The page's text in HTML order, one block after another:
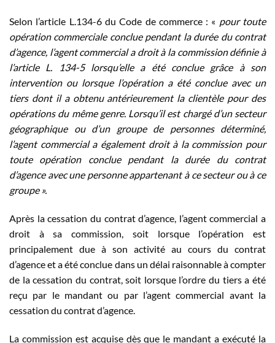
Selon l’article L.134-6 du Code de commerce : « pour toute
opération commerciale conclue pendant la durée du contrat
d’agence, l’agent commercial a droit à la commission définie à
l’article L. 134-5 lorsqu’elle a été conclue grâce à son
intervention ou lorsque l’opération a été conclue avec un
tiers dont il a obtenu antérieurement la clientèle pour des
opérations du même genre. Lorsqu’il est chargé d’un secteur
géographique ou d’un groupe de personnes déterminé,
l’agent commercial a également droit à la commission pour
toute opération conclue pendant la durée du contrat
d’agence avec une personne appartenant à ce secteur ou à ce
groupe ».
Après la cessation du contrat d’agence, l’agent commercial a
droit à sa commission, soit lorsque l’opération est
principalement due à son activité au cours du contrat
d’agence et a été conclue dans un délai raisonnable à compter
de la cessation du contrat, soit lorsque l’ordre du tiers a été
reçu par le mandant ou par l’agent commercial avant la
cessation du contrat d’agence.
La commission est acquise dès que le mandant a exécuté la